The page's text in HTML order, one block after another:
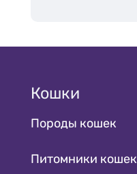
Башкортостан
Республика
Кошки
Породы кошек
Питомники кошек